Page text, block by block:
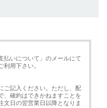
払いについて」のメールにて
用下さい。
ご記入ください。ただし、配
、確約はできかねますことを
文日の翌営業日以降となりま